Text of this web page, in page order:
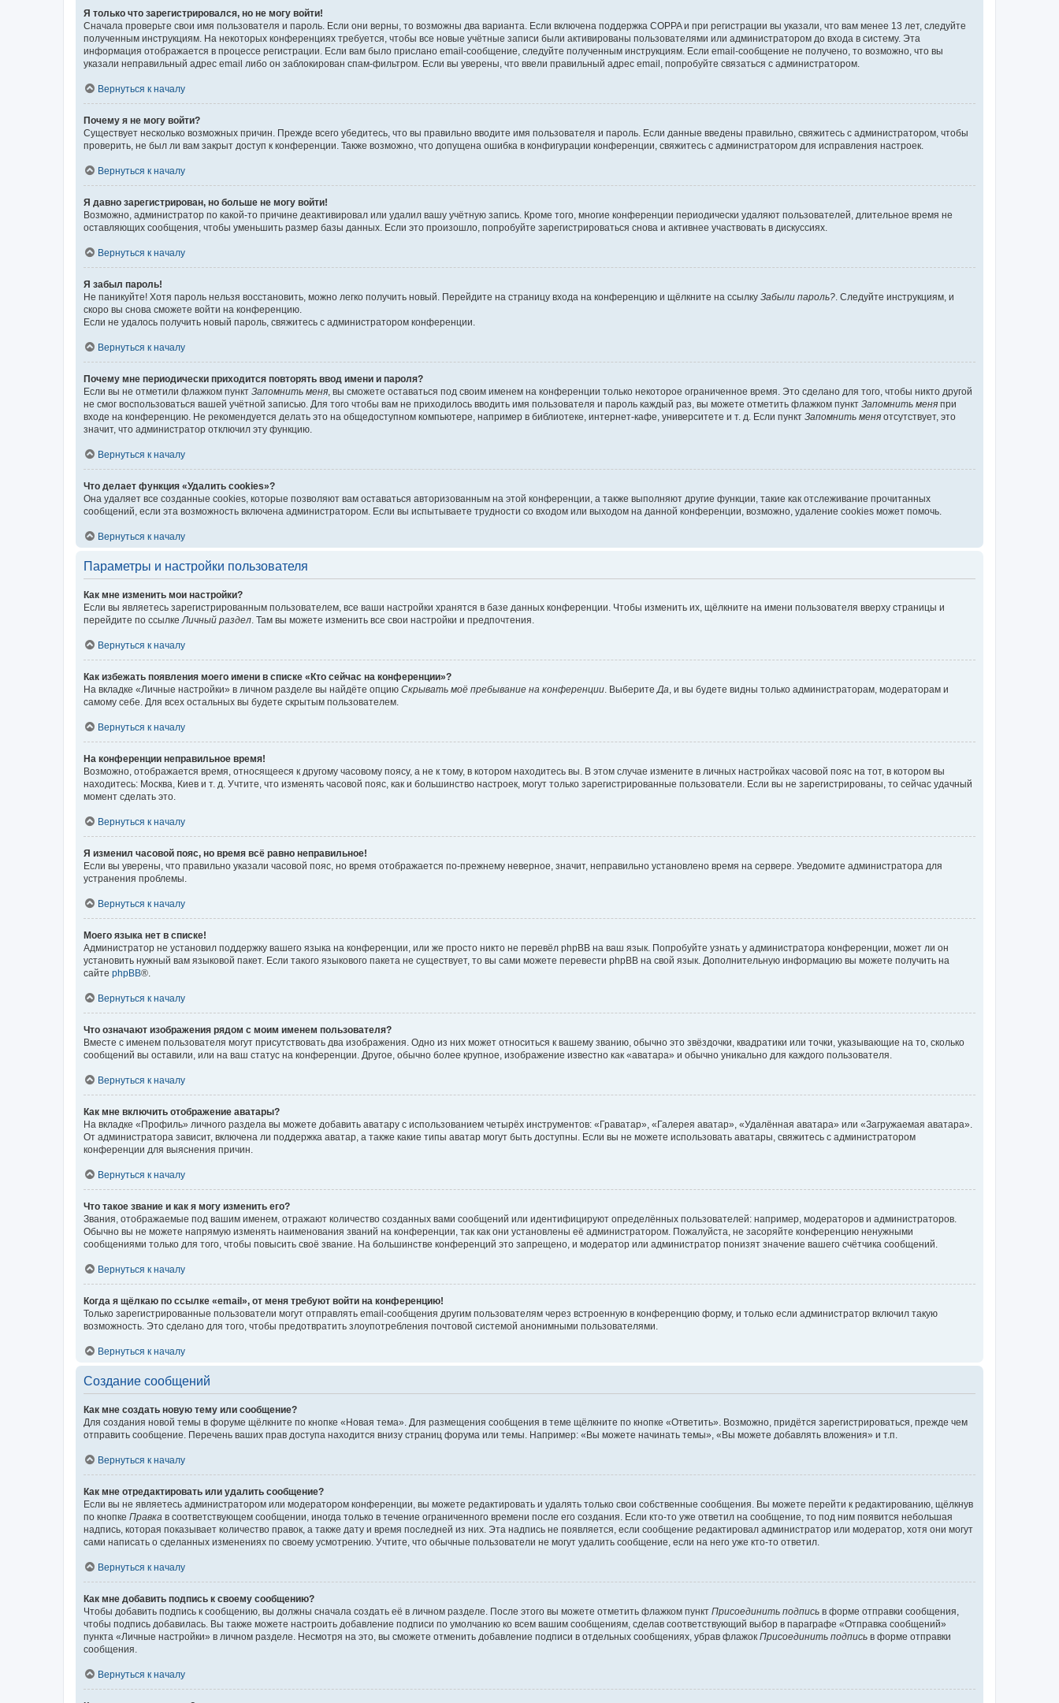
Я только что зарегистрировался, но не могу войти!
Сначала проверьте свои имя пользователя и пароль. Если они верны, то возможны два варианта. Если включена поддержка COPPA и при регистрации вы указали, что вам менее 13 лет, следуйте
полученным инструкциям. На некоторых конференциях требуется, чтобы все новые учётные записи были активированы пользователями или администратором до входа в систему. Эта
информация отображается в процессе регистрации. Если вам было прислано email-сообщение, следуйте полученным инструкциям. Если email-сообщение не получено, то возможно, что вы
указали неправильный адрес email либо он заблокирован спам-фильтром. Если вы уверены, что ввели правильный адрес email, попробуйте связаться с администратором.
Вернуться к началу
Почему я не могу войти?
Существует несколько возможных причин. Прежде всего убедитесь, что вы правильно вводите имя пользователя и пароль. Если данные введены правильно, свяжитесь с администратором, чтобы
проверить, не был ли вам закрыт доступ к конференции. Также возможно, что допущена ошибка в конфигурации конференции, свяжитесь с администратором для исправления настроек.
Вернуться к началу
Я давно зарегистрирован, но больше не могу войти!
Возможно, администратор по какой-то причине деактивировал или удалил вашу учётную запись. Кроме того, многие конференции периодически удаляют пользователей, длительное время не
оставляющих сообщения, чтобы уменьшить размер базы данных. Если это произошло, попробуйте зарегистрироваться снова и активнее участвовать в дискуссиях.
Вернуться к началу
Я забыл пароль!
Не паникуйте! Хотя пароль нельзя восстановить, можно легко получить новый. Перейдите на страницу входа на конференцию и щёлкните на ссылку Забыли пароль? . Следуйте инструкциям, и
скоро вы снова сможете войти на конференцию.
Если не удалось получить новый пароль, свяжитесь с администратором конференции.
Вернуться к началу
Почему мне периодически приходится повторять ввод имени и пароля?
Если вы не отметили флажком пункт Запомнить меня , вы сможете оставаться под своим именем на конференции только некоторое ограниченное время. Это сделано для того, чтобы никто другой
не смог воспользоваться вашей учётной записью. Для того чтобы вам не приходилось вводить имя пользователя и пароль каждый раз, вы можете отметить флажком пункт Запомнить меня при
входе на конференцию. Не рекомендуется делать это на общедоступном компьютере, например в библиотеке, интернет-кафе, университете и т. д. Если пункт Запомнить меня отсутствует, это
значит, что администратор отключил эту функцию.
Вернуться к началу
Что делает функция «Удалить cookies»?
Она удаляет все созданные cookies, которые позволяют вам оставаться авторизованным на этой конференции, а также выполняют другие функции, такие как отслеживание прочитанных
сообщений, если эта возможность включена администратором. Если вы испытываете трудности со входом или выходом на данной конференции, возможно, удаление cookies может помочь.
Вернуться к началу
Параметры и настройки пользователя
Как мне изменить мои настройки?
Если вы являетесь зарегистрированным пользователем, все ваши настройки хранятся в базе данных конференции. Чтобы изменить их, щёлкните на имени пользователя вверху страницы и
перейдите по ссылке Личный раздел . Там вы можете изменить все свои настройки и предпочтения.
Вернуться к началу
Как избежать появления моего имени в списке «Кто сейчас на конференции»?
На вкладке «Личные настройки» в личном разделе вы найдёте опцию Скрывать моё пребывание на конференции . Выберите Да , и вы будете видны только администраторам, модераторам и
самому себе. Для всех остальных вы будете скрытым пользователем.
Вернуться к началу
На конференции неправильное время!
Возможно, отображается время, относящееся к другому часовому поясу, а не к тому, в котором находитесь вы. В этом случае измените в личных настройках часовой пояс на тот, в котором вы
находитесь: Москва, Киев и т. д. Учтите, что изменять часовой пояс, как и большинство настроек, могут только зарегистрированные пользователи. Если вы не зарегистрированы, то сейчас удачный
момент сделать это.
Вернуться к началу
Я изменил часовой пояс, но время всё равно неправильное!
Если вы уверены, что правильно указали часовой пояс, но время отображается по-прежнему неверное, значит, неправильно установлено время на сервере. Уведомите администратора для
устранения проблемы.
Вернуться к началу
Моего языка нет в списке!
Администратор не установил поддержку вашего языка на конференции, или же просто никто не перевёл phpBB на ваш язык. Попробуйте узнать у администратора конференции, может ли он
установить нужный вам языковой пакет. Если такого языкового пакета не существует, то вы сами можете перевести phpBB на свой язык. Дополнительную информацию вы можете получить на
сайте phpBB®.
Вернуться к началу
Что означают изображения рядом с моим именем пользователя?
Вместе с именем пользователя могут присутствовать два изображения. Одно из них может относиться к вашему званию, обычно это звёздочки, квадратики или точки, указывающие на то, сколько
сообщений вы оставили, или на ваш статус на конференции. Другое, обычно более крупное, изображение известно как «аватара» и обычно уникально для каждого пользователя.
Вернуться к началу
Как мне включить отображение аватары?
На вкладке «Профиль» личного раздела вы можете добавить аватару с использованием четырёх инструментов: «Граватар», «Галерея аватар», «Удалённая аватара» или «Загружаемая аватара».
От администратора зависит, включена ли поддержка аватар, а также какие типы аватар могут быть доступны. Если вы не можете использовать аватары, свяжитесь с администратором
конференции для выяснения причин.
Вернуться к началу
Что такое звание и как я могу изменить его?
Звания, отображаемые под вашим именем, отражают количество созданных вами сообщений или идентифицируют определённых пользователей: например, модераторов и администраторов.
Обычно вы не можете напрямую изменять наименования званий на конференции, так как они установлены её администратором. Пожалуйста, не засоряйте конференцию ненужными
сообщениями только для того, чтобы повысить своё звание. На большинстве конференций это запрещено, и модератор или администратор понизят значение вашего счётчика сообщений.
Вернуться к началу
Когда я щёлкаю по ссылке «email», от меня требуют войти на конференцию!
Только зарегистрированные пользователи могут отправлять email-сообщения другим пользователям через встроенную в конференцию форму, и только если администратор включил такую
возможность. Это сделано для того, чтобы предотвратить злоупотребления почтовой системой анонимными пользователями.
Вернуться к началу
Создание сообщений
Как мне создать новую тему или сообщение?
Для создания новой темы в форуме щёлкните по кнопке «Новая тема». Для размещения сообщения в теме щёлкните по кнопке «Ответить». Возможно, придётся зарегистрироваться, прежде чем
отправить сообщение. Перечень ваших прав доступа находится внизу страниц форума или темы. Например: «Вы можете начинать темы», «Вы можете добавлять вложения» и т.п.
Вернуться к началу
Как мне отредактировать или удалить сообщение?
Если вы не являетесь администратором или модератором конференции, вы можете редактировать и удалять только свои собственные сообщения. Вы можете перейти к редактированию, щёлкнув
по кнопке Правка в соответствующем сообщении, иногда только в течение ограниченного времени после его создания. Если кто-то уже ответил на сообщение, то под ним появится небольшая
надпись, которая показывает количество правок, а также дату и время последней из них. Эта надпись не появляется, если сообщение редактировал администратор или модератор, хотя они могут
сами написать о сделанных изменениях по своему усмотрению. Учтите, что обычные пользователи не могут удалить сообщение, если на него уже кто-то ответил.
Вернуться к началу
Как мне добавить подпись к своему сообщению?
Чтобы добавить подпись к сообщению, вы должны сначала создать её в личном разделе. После этого вы можете отметить флажком пункт Присоединить подпись в форме отправки сообщения,
чтобы подпись добавилась. Вы также можете настроить добавление подписи по умолчанию ко всем вашим сообщениям, сделав соответствующий выбор в параграфе «Отправка сообщений»
пункта «Личные настройки» в личном разделе. Несмотря на это, вы сможете отменить добавление подписи в отдельных сообщениях, убрав флажок Присоединить подпись в форме отправки
сообщения.
Вернуться к началу